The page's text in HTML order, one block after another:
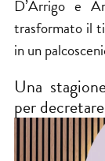
D’Arrigo e
trasformato il
in un
Una
per